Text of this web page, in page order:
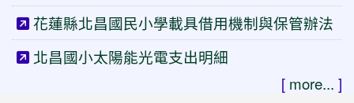
花蓮縣北昌國民小學載具借用機制與保管辦法
北昌國小太陽能光電支出明細
[ more... ]